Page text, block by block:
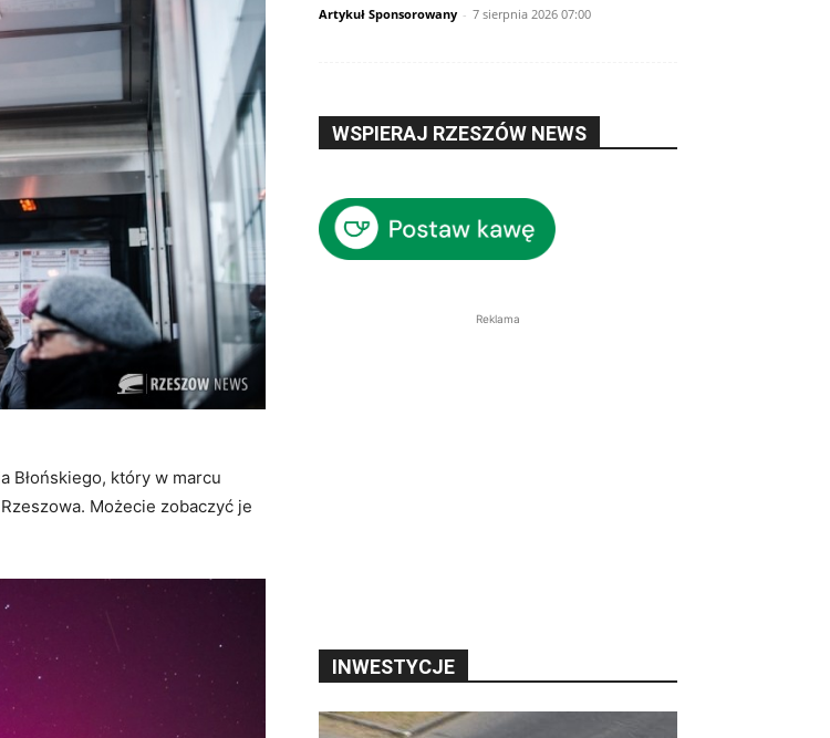
Błońskiego, który w marcu
Możecie zobaczyć je
Artykuł Sponsorowany - 7 sierpnia 2026 07:00
WSPIERAJ RZESZÓW NEWS
Reklama
INWESTYCJE